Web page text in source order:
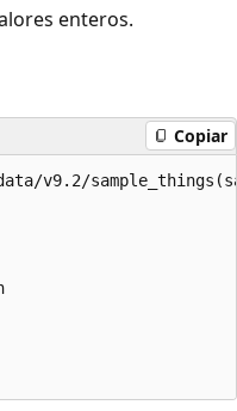
enteros.
Copiar
v9.2/